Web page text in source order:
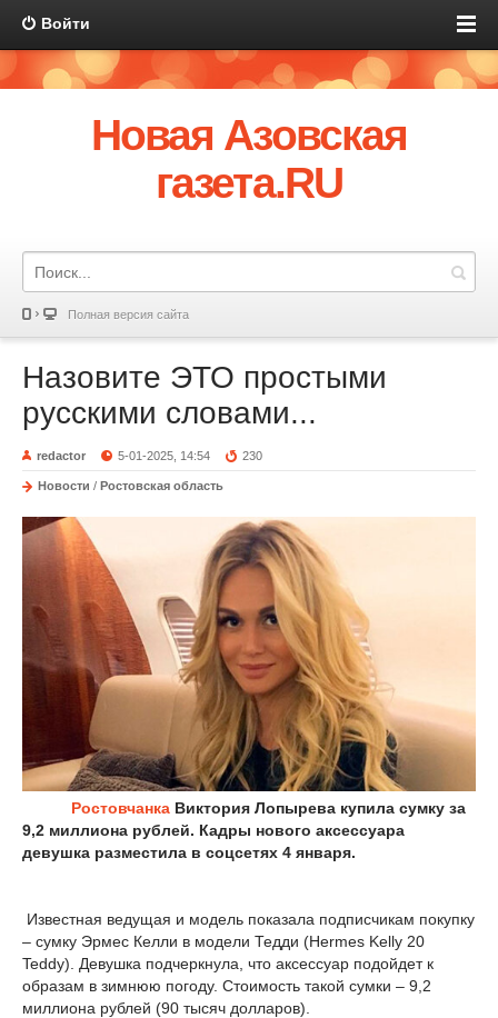
Войти
Новая Азовская
газета.RU
Полная версия сайта
Назовите ЭТО простыми
русскими словами...
redactor 5-01-2025, 14:54 230
Новости / Ростовская область
Ростовчанка Виктория Лопырева купила сумку за
9,2 миллиона рублей. Кадры нового аксессуара
девушка разместила в соцсетях 4 января.
Известная ведущая и модель показала подписчикам покупку
– сумку Эрмес Келли в модели Тедди (Hermes Kelly 20
Teddy). Девушка подчеркнула, что аксессуар подойдет к
образам в зимнюю погоду. Стоимость такой сумки – 9,2
миллиона рублей (90 тысяч долларов).